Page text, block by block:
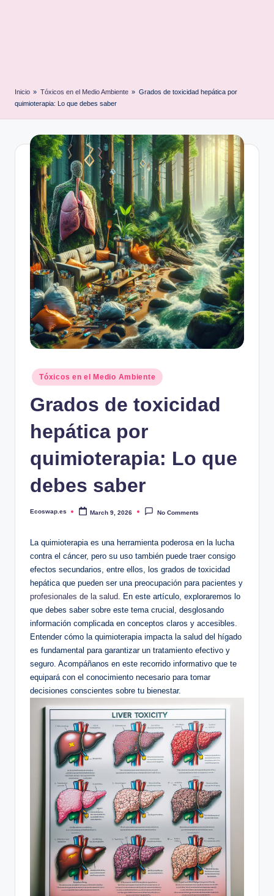
Inicio » Tóxicos en el Medio Ambiente » Grados de toxicidad hepática por
quimioterapia: Lo que debes saber
Posted
in
Tóxicos en el Medio Ambiente
Grados de toxicidad
hepática por
quimioterapia: Lo que
debes saber
Posted
Ecoswap.es March 9, 2026 No Comments
La quimioterapia es una herramienta poderosa en la lucha
contra el cáncer, pero su uso también puede traer consigo
efectos secundarios, entre ellos, los grados de toxicidad
hepática que pueden ser una preocupación para pacientes y
profesionales de la salud. En este artículo, exploraremos lo
que debes saber sobre este tema crucial, desglosando
información complicada en conceptos claros y accesibles.
Entender cómo la quimioterapia impacta la salud del hígado
es fundamental para garantizar un tratamiento efectivo y
seguro. Acompáñanos en este recorrido informativo que te
equipará con el conocimiento necesario para tomar
decisiones conscientes sobre tu bienestar.